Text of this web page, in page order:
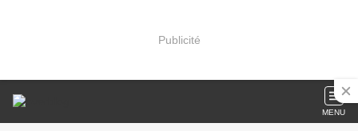
Publicité
MENU